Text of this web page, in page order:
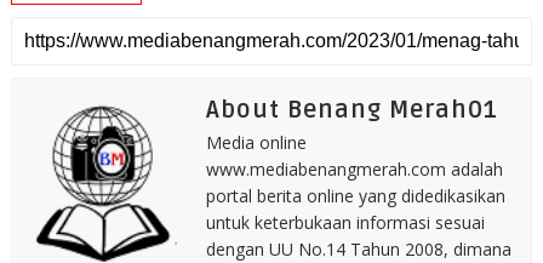
About Benang Merah01
Media online
www.mediabenangmerah.com adalah
portal berita online yang didedikasikan
untuk keterbukaan informasi sesuai
dengan UU No.14 Tahun 2008, dimana